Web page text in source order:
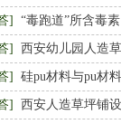
] “毒跑道”所含毒素
] 西安幼儿园人造
] 硅pu材料与pu材
] 西安人造草坪铺